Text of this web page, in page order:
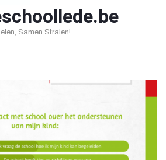
Samen Stralen!